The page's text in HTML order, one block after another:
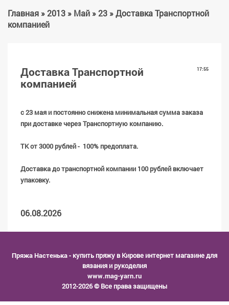
Главная»2013» Май»23» Доставка Транспортной
компанией
17:55
Доставка Транспортной
компанией
с 23 мая и постоянно снижена минимальная сумма заказа
при доставке через Транспортную компанию.
ТК от 3000 рублей - 100% предоплата.
Доставка до транспортной компании 100 рублей включает
упаковку.
06.08.2026
Пряжа Настенька- купить пряжу в Кирове интернет магазине для
вязания и рукоделия
www.mag-yarn.ru
2012-2026 © Все права защищены